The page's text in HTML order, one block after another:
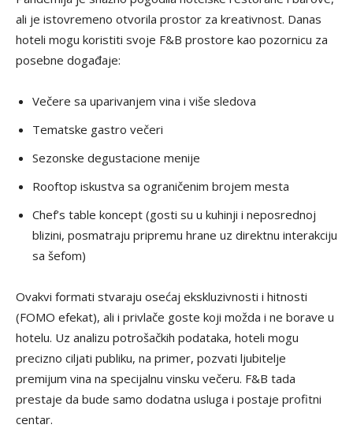
ali je istovremeno otvorila prostor za kreativnost. Danas
hoteli mogu koristiti svoje F&B prostore kao pozornicu za
posebne događaje:
Večere sa uparivanjem vina i više sledova
Tematske gastro večeri
Sezonske degustacione menije
Rooftop iskustva sa ograničenim brojem mesta
Chef’s table koncept (gosti su u kuhinji i neposrednoj
blizini, posmatraju pripremu hrane uz direktnu interakciju
sa šefom)
Ovakvi formati stvaraju osećaj ekskluzivnosti i hitnosti
(FOMO efekat), ali i privlače goste koji možda i ne borave u
hotelu. Uz analizu potrošačkih podataka, hoteli mogu
precizno ciljati publiku, na primer, pozvati ljubitelje
premijum vina na specijalnu vinsku večeru. F&B tada
prestaje da bude samo dodatna usluga i postaje profitni
centar.